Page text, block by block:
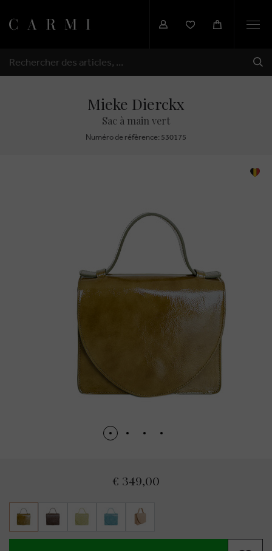
RECHERCHER
Mieke Dierckx
Sac à main vert
Numéro de réfèrence: 530175
€ 349,00